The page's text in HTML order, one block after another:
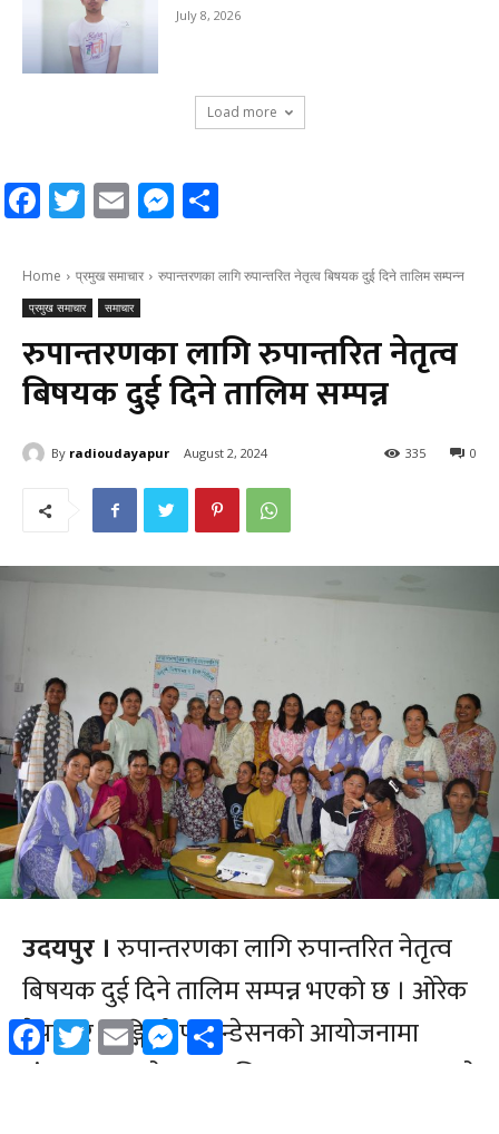
July 8, 2026
Load more
Facebook
Twitter
EmailMessenger
Facebook
TwitterEmail Messenger
Share